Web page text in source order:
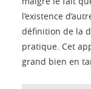
l’existence
définition de la
pratique. Cet
grand bien en